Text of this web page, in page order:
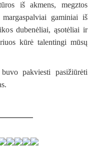
iš akmens, megztos
gaminiai iš
dubenėliai, ąsotėliai ir
kūrė talentingi mūsų
pakviesti pasižiūrėti